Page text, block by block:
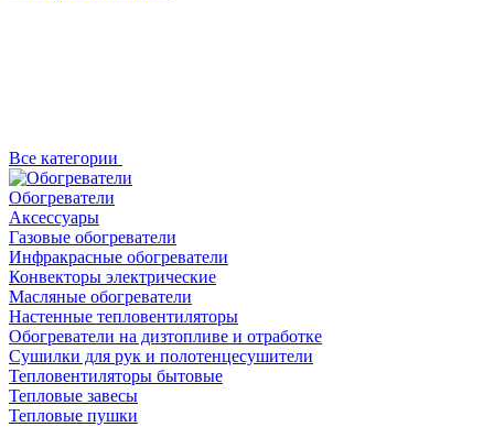
Все категории
Обогреватели
Аксессуары
Газовые обогреватели
Инфракрасные обогреватели
Конвекторы электрические
Масляные обогреватели
Настенные тепловентиляторы
Обогреватели на дизтопливе и отработке
Сушилки для рук и полотенцесушители
Тепловентиляторы бытовые
Тепловые завесы
Тепловые пушки